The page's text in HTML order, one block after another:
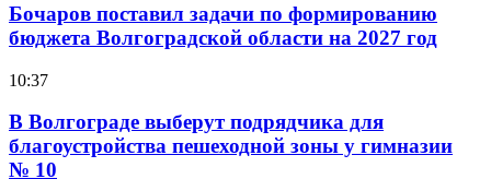
Бочаров поставил задачи по формированию
бюджета Волгоградской области на 2027 год
10:37
В Волгограде выберут подрядчика для
благоустройства пешеходной зоны у гимназии
№ 10